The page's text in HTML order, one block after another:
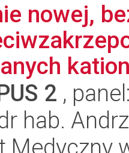
nowej,
2 ,
hab.
Medyczny